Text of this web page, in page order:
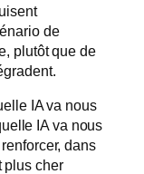
de
plutôt que de
IA va nous
IA va nous
dans
plus cher